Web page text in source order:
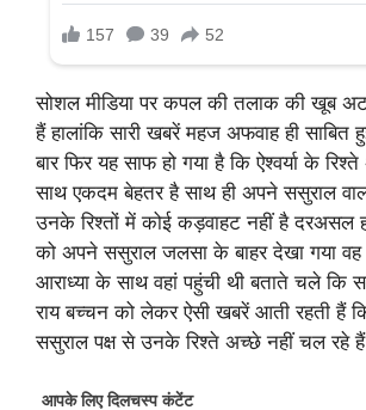
सोशल मीडिया पर कपल की तलाक की खूब
हैं हालांकि सारी खबरें महज अफवाह ही
बार फिर यह साफ हो गया है कि ऐश्वर्या के
साथ एकदम बेहतर है साथ ही अपने ससुराल
उनके रिश्तों में कोई कड़वाहट नहीं है दरअसल
को अपने ससुराल जलसा के बाहर देखा गया वह
आराध्या के साथ वहां पहुंची थी बताते चले कि
राय बच्चन को लेकर ऐसी खबरें आती रहती हैं
ससुराल पक्ष से उनके रिश्ते अच्छे नहीं चल रहे